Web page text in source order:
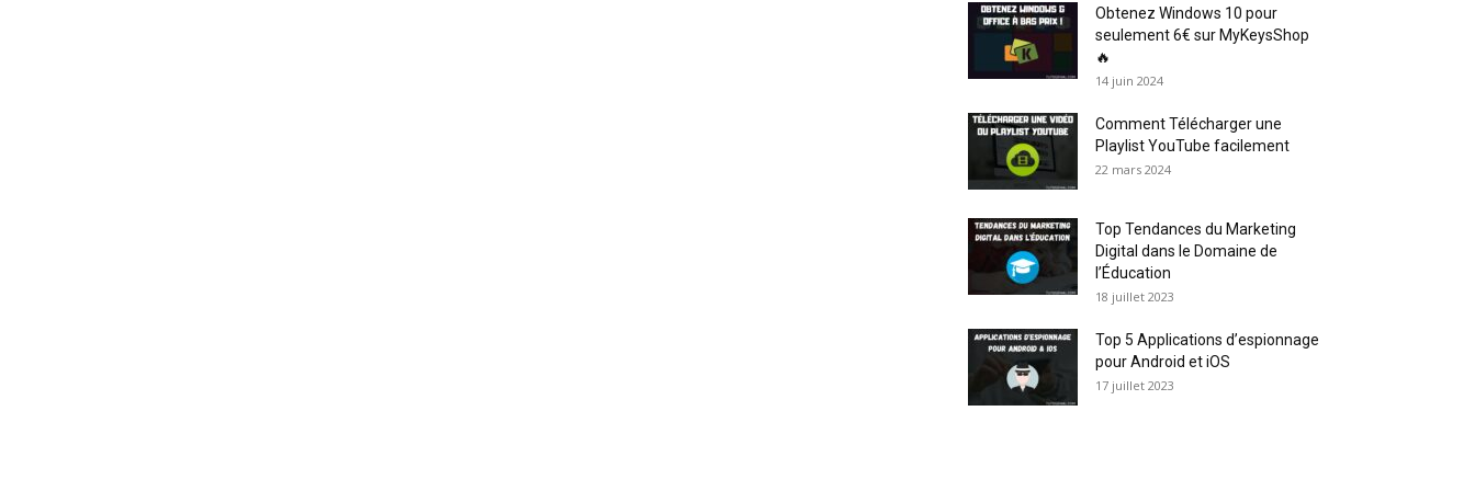
Obtenez Windows 10 pour
seulement 6€ sur MyKeysShop
🔥
14 juin 2024
Comment Télécharger une
Playlist YouTube facilement
22 mars 2024
Top Tendances du Marketing
Digital dans le Domaine de
l’Éducation
18 juillet 2023
Top 5 Applications d’espionnage
pour Android et iOS
17 juillet 2023